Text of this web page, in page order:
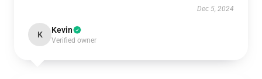
Dec 5, 2024
K Kevin
Verified owner